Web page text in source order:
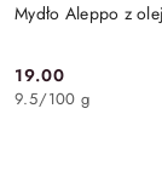
Mydło Aleppo z
Cena:
19.00
9.5/100 g